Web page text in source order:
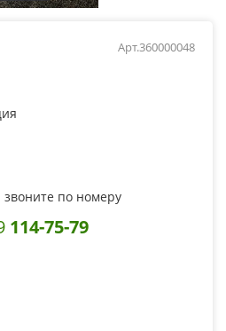
Арт.360000048
звоните по номеру
114-75-79